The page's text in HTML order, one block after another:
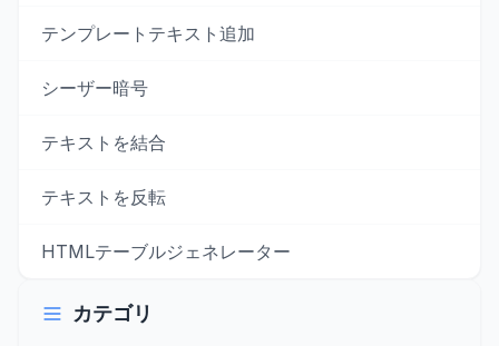
テンプレートテキスト追加
シーザー暗号
テキストを結合
テキストを反転
HTMLテーブルジェネレーター
カテゴリ